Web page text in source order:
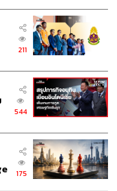
ซีรีส์สารคดี
3.0K
ลิศมงคล
211
544
175